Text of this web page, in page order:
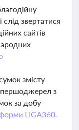
звертатися
сайтів
змісту
першоджерел з
за добу
LIGA360.